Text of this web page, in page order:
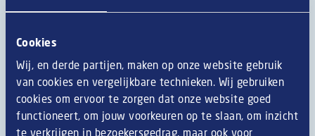
Cookies
Wij, en derde partijen, maken op onze website gebruik
van cookies en vergelijkbare technieken. Wij gebruiken
cookies om ervoor te zorgen dat onze website goed
functioneert, om jouw voorkeuren op te slaan, om inzicht
te verkrijgen in bezoekersgedrag, maar ook voor
Benodigdheden
Evenementen Burger
150g zoete aardappelfriet
½ avocado
1 tl limoensap